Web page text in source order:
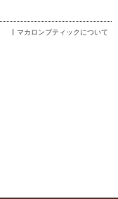
マカロンブティックについて